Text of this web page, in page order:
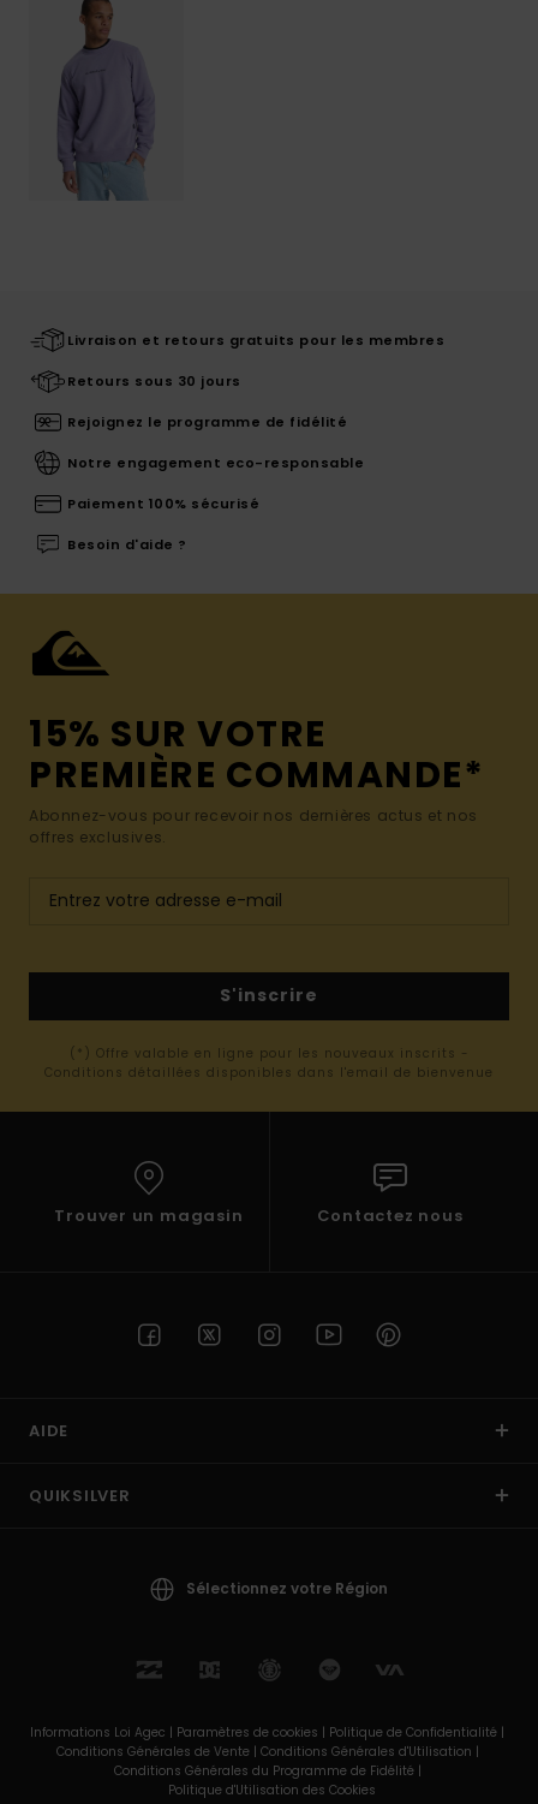
Livraison et retours gratuits pour les membres
Retours sous 30 jours
Rejoignez le programme de fidélité
Notre engagement eco-responsable
Paiement 100% sécurisé
Besoin d'aide ?
15% SUR VOTRE
PREMIÈRE COMMANDE*
Abonnez-vous pour recevoir nos dernières actus et nos
offres exclusives.
S'inscrire
(*) Offre valable en ligne pour les nouveaux inscrits -
Conditions détaillées disponibles dans l'email de bienvenue
Trouver un magasin Contactez nous
AIDE
QUIKSILVER
Sélectionnez votre Région
Informations Loi Agec | Paramètres de cookies | Politique de Confidentialité |
Conditions Générales de Vente | Conditions Générales d'Utilisation |
Conditions Générales du Programme de Fidélité |
Politique d'Utilisation des Cookies